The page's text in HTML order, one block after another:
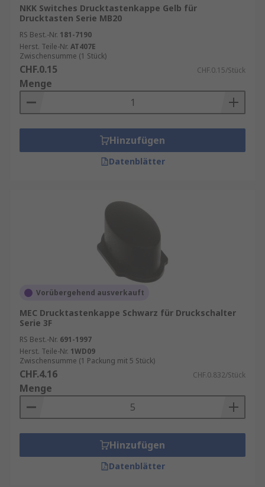
NKK Switches Drucktastenkappe Gelb für
Drucktasten Serie MB20
RS Best.-Nr. 181-7190
Herst. Teile-Nr. AT407E
Zwischensumme (1 Stück)
CHF.0.15 CHF.0.15/Stück
Menge
Hinzufügen
Datenblätter
Vorübergehend ausverkauft
MEC Drucktastenkappe Schwarz für Druckschalter
Serie 3F
RS Best.-Nr. 691-1997
Herst. Teile-Nr. 1WD09
Zwischensumme (1 Packung mit 5 Stück)
CHF.4.16 CHF.0.832/Stück
Menge
Hinzufügen
Datenblätter